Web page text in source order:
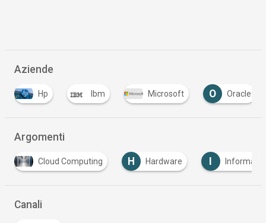
Aziende
Hp Ibm Microsoft O Oracle
Argomenti
Cloud Computing H Hardware I Information
Canali